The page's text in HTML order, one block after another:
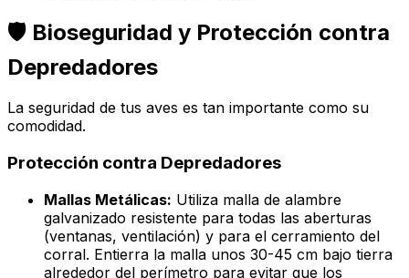
🛡️ Bioseguridad y Protección contra
Depredadores
La seguridad de tus aves es tan importante como su
comodidad.
Protección contra Depredadores
Mallas Metálicas: Utiliza malla de alambre
galvanizado resistente para todas las aberturas
(ventanas, ventilación) y para el cerramiento del
corral. Entierra la malla unos 30-45 cm bajo tierra
alrededor del perímetro para evitar que los